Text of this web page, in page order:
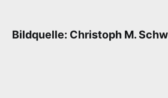
Bildquelle: Christoph M.